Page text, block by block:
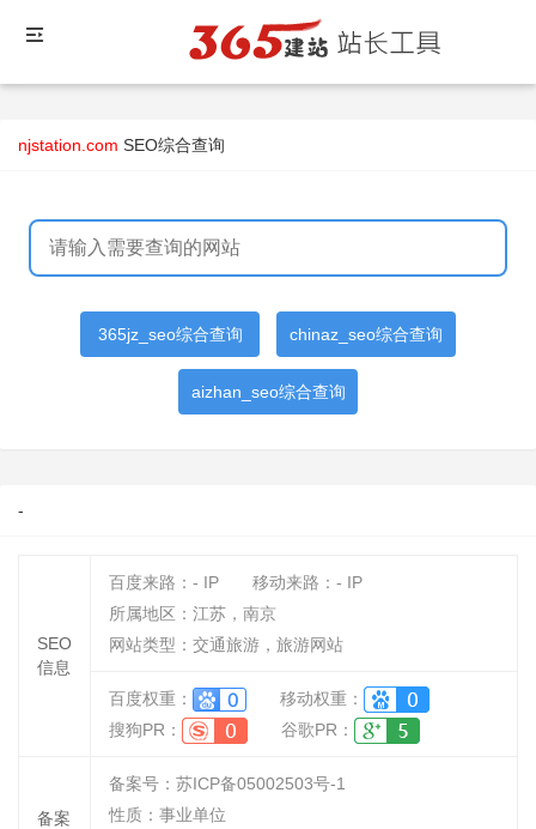
njstation.com SEO综合查询
365jz_seo综合查询 chinaz_seo综合查询
aizhan_seo综合查询
-
SEO
信息
百度来路： - IP 移动来路： - IP
所属地区：江苏，南京
网站类型：交通旅游，旅游网站
百度权重：
移动权重：
搜狗PR：
谷歌PR：
备案
备案号：苏ICP备05002503号-1
性质： 事业单位